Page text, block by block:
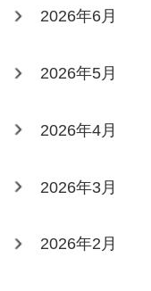
2026年6月
2026年5月
2026年4月
2026年3月
2026年2月